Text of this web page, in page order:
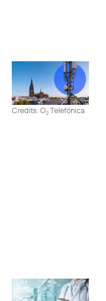
Credits: O2Telefónica